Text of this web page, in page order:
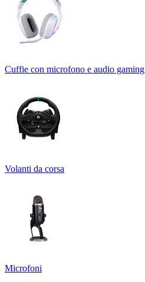
Cuffie con microfono e audio gaming
Volanti da corsa
Microfoni